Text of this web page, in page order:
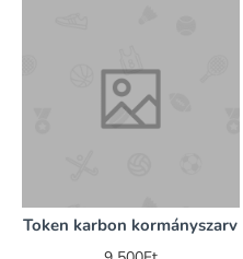
Token karbon kormányszarv